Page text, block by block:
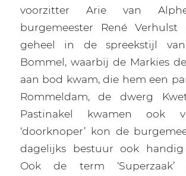
voorzitter Arie van
burgemeester René
geheel in de spreekstijl
Bommel, waarbij de Markies
aan bod kwam, die hem een
Rommeldam, de dwerg
Pastinakel kwamen ook
‘doorknoper’ kon de
dagelijks bestuur ook handig
Ook de term